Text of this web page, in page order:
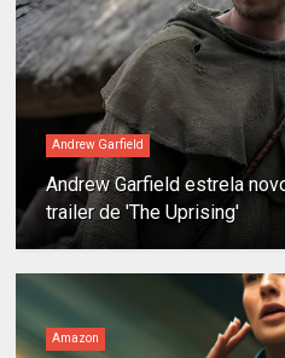
Andrew Garfield
Andrew Garfield estrela
trailer de 'The Uprising'
Amazon